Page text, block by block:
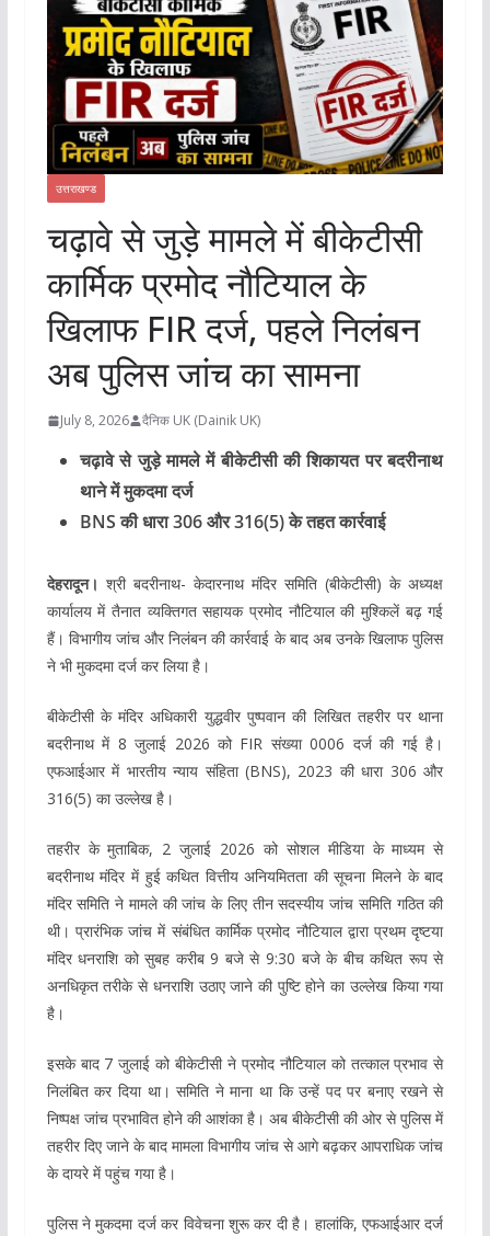
उत्तराखण्ड
चढ़ावे से जुड़े मामले में बीकेटीसी
कार्मिक प्रमोद नौटियाल के
खिलाफ FIR दर्ज, पहले निलंबन
अब पुलिस जांच का सामना
July 8, 2026 दैनिक UK (Dainik UK)
चढ़ावे से जुड़े मामले में बीकेटीसी की शिकायत पर बदरीनाथ
थाने में मुकदमा दर्ज
BNS की धारा 306 और 316(5) के तहत कार्रवाई
देहरादून। श्री बदरीनाथ- केदारनाथ मंदिर समिति (बीकेटीसी) के अध्यक्ष
कार्यालय में तैनात व्यक्तिगत सहायक प्रमोद नौटियाल की मुश्किलें बढ़ गई
हैं। विभागीय जांच और निलंबन की कार्रवाई के बाद अब उनके खिलाफ पुलिस
ने भी मुकदमा दर्ज कर लिया है।
बीकेटीसी के मंदिर अधिकारी युद्धवीर पुष्पवान की लिखित तहरीर पर थाना
बदरीनाथ में 8 जुलाई 2026 को FIR संख्या 0006 दर्ज की गई है।
एफआईआर में भारतीय न्याय संहिता (BNS), 2023 की धारा 306 और
316(5) का उल्लेख है।
तहरीर के मुताबिक, 2 जुलाई 2026 को सोशल मीडिया के माध्यम से
बदरीनाथ मंदिर में हुई कथित वित्तीय अनियमितता की सूचना मिलने के बाद
मंदिर समिति ने मामले की जांच के लिए तीन सदस्यीय जांच समिति गठित की
थी। प्रारंभिक जांच में संबंधित कार्मिक प्रमोद नौटियाल द्वारा प्रथम दृष्टया
मंदिर धनराशि को सुबह करीब 9 बजे से 9:30 बजे के बीच कथित रूप से
अनधिकृत तरीके से धनराशि उठाए जाने की पुष्टि होने का उल्लेख किया गया
है।
इसके बाद 7 जुलाई को बीकेटीसी ने प्रमोद नौटियाल को तत्काल प्रभाव से
निलंबित कर दिया था। समिति ने माना था कि उन्हें पद पर बनाए रखने से
निष्पक्ष जांच प्रभावित होने की आशंका है। अब बीकेटीसी की ओर से पुलिस में
तहरीर दिए जाने के बाद मामला विभागीय जांच से आगे बढ़कर आपराधिक जांच
के दायरे में पहुंच गया है।
पुलिस ने मुकदमा दर्ज कर विवेचना शुरू कर दी है। हालांकि, एफआईआर दर्ज